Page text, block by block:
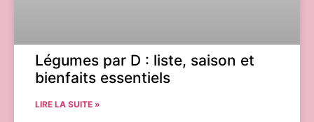
Légumes par D : liste, saison et
bienfaits essentiels
LIRE LA SUITE »